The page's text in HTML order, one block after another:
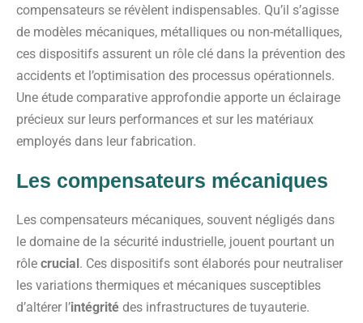
compensateurs se révèlent indispensables. Qu’il s’agisse
de modèles mécaniques, métalliques ou non-métalliques,
ces dispositifs assurent un rôle clé dans la prévention des
accidents et l’optimisation des processus opérationnels.
Une étude comparative approfondie apporte un éclairage
précieux sur leurs performances et sur les matériaux
employés dans leur fabrication.
Les compensateurs mécaniques
Les compensateurs mécaniques, souvent négligés dans
le domaine de la sécurité industrielle, jouent pourtant un
rôle crucial. Ces dispositifs sont élaborés pour neutraliser
les variations thermiques et mécaniques susceptibles
d’altérer l’intégrité des infrastructures de tuyauterie.